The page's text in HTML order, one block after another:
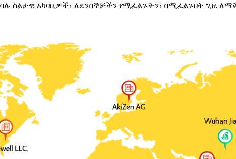
ስልታዊ አካባቢዎች፣ ለደንበኞቻችን የሚፈልጉትን፣ በሚፈልጉበት ጊዜ